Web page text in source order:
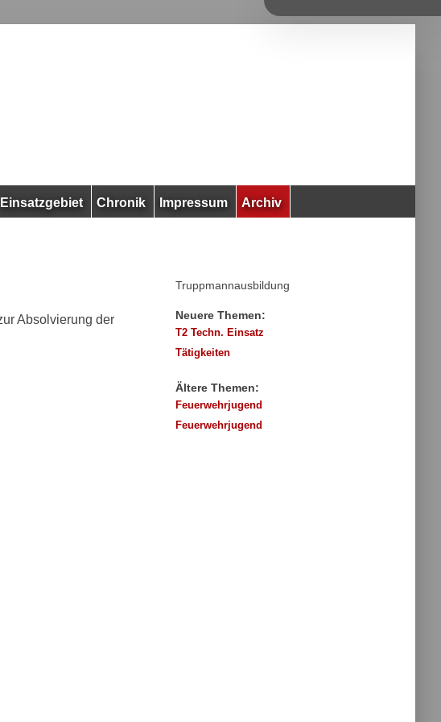
Einsatzgebiet Chronik Impressum Archiv
Absolvierung der
Truppmannausbildung
Neuere Themen:
T2 Techn. Einsatz
Tätigkeiten
Ältere Themen:
Feuerwehrjugend
Feuerwehrjugend